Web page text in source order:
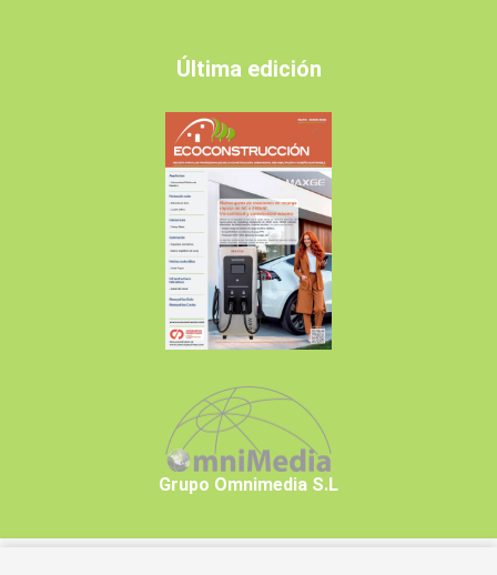
Última edición
Grupo Omnimedia S.L